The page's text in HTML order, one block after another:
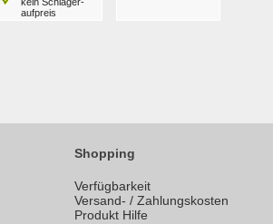
kein Schläger­
aufpreis
Shopping
Verfügbarkeit
Versand- / Zahlungskosten
Produkt Hilfe